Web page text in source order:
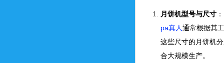
月饼机型号与尺寸 ：
pa真人通常根据其
这些尺寸的月饼机
合大规模生产。